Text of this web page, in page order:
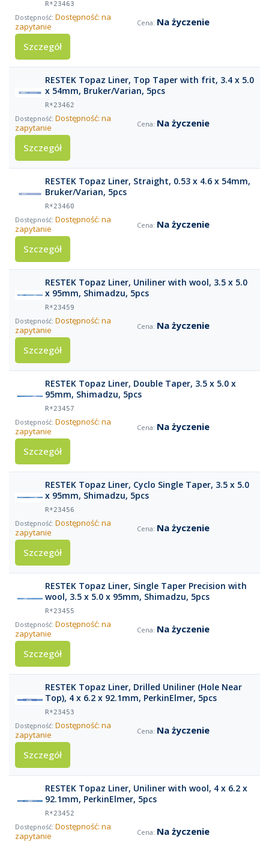
R*23463
Dostępność: na
zapytanie
Na życzenie
Szczegół
RESTEK Topaz Liner, Top Taper with frit, 3.4 x 5.0
x 54mm, Bruker/Varian, 5pcs
R*23462
Dostępność: na
zapytanie
Na życzenie
Szczegół
RESTEK Topaz Liner, Straight, 0.53 x 4.6 x 54mm,
Bruker/Varian, 5pcs
R*23460
Dostępność: na
zapytanie
Na życzenie
Szczegół
RESTEK Topaz Liner, Uniliner with wool, 3.5 x 5.0
x 95mm, Shimadzu, 5pcs
R*23459
Dostępność: na
zapytanie
Na życzenie
Szczegół
RESTEK Topaz Liner, Double Taper, 3.5 x 5.0 x
95mm, Shimadzu, 5pcs
R*23457
Dostępność: na
zapytanie
Na życzenie
Szczegół
RESTEK Topaz Liner, Cyclo Single Taper, 3.5 x 5.0
x 95mm, Shimadzu, 5pcs
R*23456
Dostępność: na
zapytanie
Na życzenie
Szczegół
RESTEK Topaz Liner, Single Taper Precision with
wool, 3.5 x 5.0 x 95mm, Shimadzu, 5pcs
R*23455
Dostępność: na
zapytanie
Na życzenie
Szczegół
RESTEK Topaz Liner, Drilled Uniliner (Hole Near
Top), 4 x 6.2 x 92.1mm, PerkinElmer, 5pcs
R*23453
Dostępność: na
zapytanie
Na życzenie
Szczegół
RESTEK Topaz Liner, Uniliner with wool, 4 x 6.2 x
92.1mm, PerkinElmer, 5pcs
R*23452
Dostępność: na
zapytanie
Na życzenie